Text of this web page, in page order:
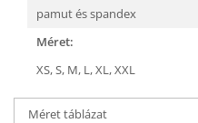
pamut és spandex
Méret:
XS,S, M, L,XL,XXL
Méret táblázat